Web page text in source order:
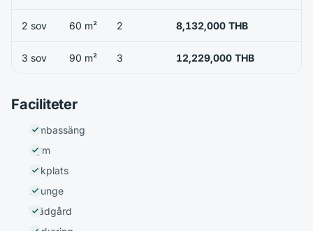
2 sov 60 m² 2 8,132,000 THB
3 sov 90 m² 3 12,229,000 THB
Faciliteter
Simbassäng
Gym
Lekplats
Lounge
Trädgård